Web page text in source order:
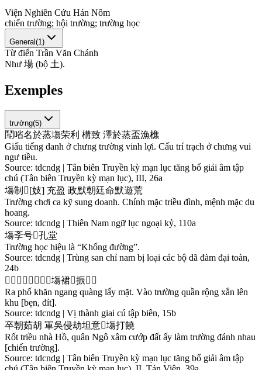
Viện Nghiên Cứu Hán Nôm
chiến trường; hội trường; trường học
General (1 )
Từ điển Trần Văn Chánh
Như 場 (bộ 土).
Exemples
trường(5)
鬦㗂名於蒸塲荣利 構致 澤於蒸盃漁樵
Giấu tiếng danh ở chưng trường vinh lợi. Cấu trí trạch ở chưng vui
ngư tiều.
Source: tdcndg | Tân biên Truyền kỳ mạn lục tăng bổ giải âm tập
chú (Tân biên Truyền kỳ mạn lục), III, 26a
塲制 𰙔[妓] 充盈 政默朝廷命默遊荒
Trường chơi ca kỹ sung doanh. Chính mặc triều đình, mệnh mặc du
hoang.
Source: tdcndg | Thiên Nam ngữ lục ngoại kỷ, 110a
塲斈号𱺵孔堂
Trường học hiệu là “Khổng đường”.
Source: tdcndg | Trùng san chỉ nam bị loại các bộ dã đàm đại toàn,
24b
𫥨 庯 巾 昂 挄 𥙩 󰘚 󱚢塲裙𢌌振𨖲 𦟏
Ra phố khăn ngang quàng lấy mặt. Vào trường quần rộng xắn lên
khu [bẹn, đít].
Source: tdcndg | Vị thành giai cú tập biên, 15b
卒朝茹胡 軍吳侵劫坦意𫜵塲打饒
Rốt triều nhà Hồ, quân Ngô xâm cướp đất ấy làm trường đánh nhau
[chiến trường].
Source: tdcndg | Tân biên Truyền kỳ mạn lục tăng bổ giải âm tập